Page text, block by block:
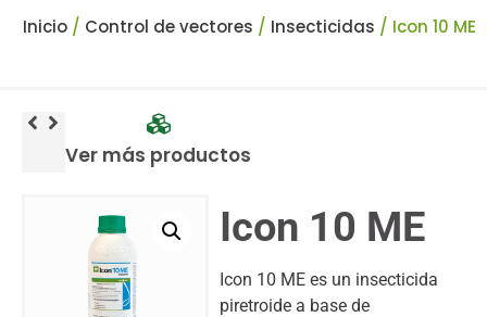
Inicio / Control de vectores / Insecticidas / Icon 10 ME
Ver más productos
Icon 10 ME
Icon 10 ME es un insecticida
piretroide a base de